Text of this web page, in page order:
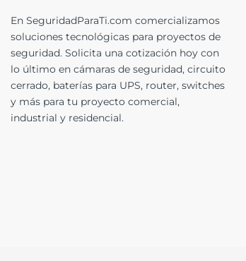
En SeguridadParaTi.com comercializamos
soluciones tecnológicas para proyectos de
seguridad. Solicita una cotización hoy con
lo último en cámaras de seguridad, circuito
cerrado, baterías para UPS, router, switches
y más para tu proyecto comercial,
industrial y residencial.